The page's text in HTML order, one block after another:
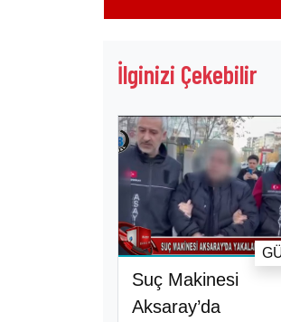
İlginizi Çekebilir
Suç Makinesi
Aksaray’da